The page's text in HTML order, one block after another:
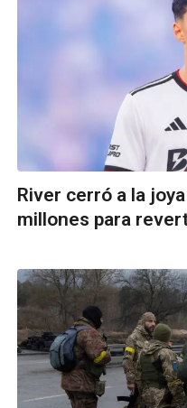
River cerró a la
millones para